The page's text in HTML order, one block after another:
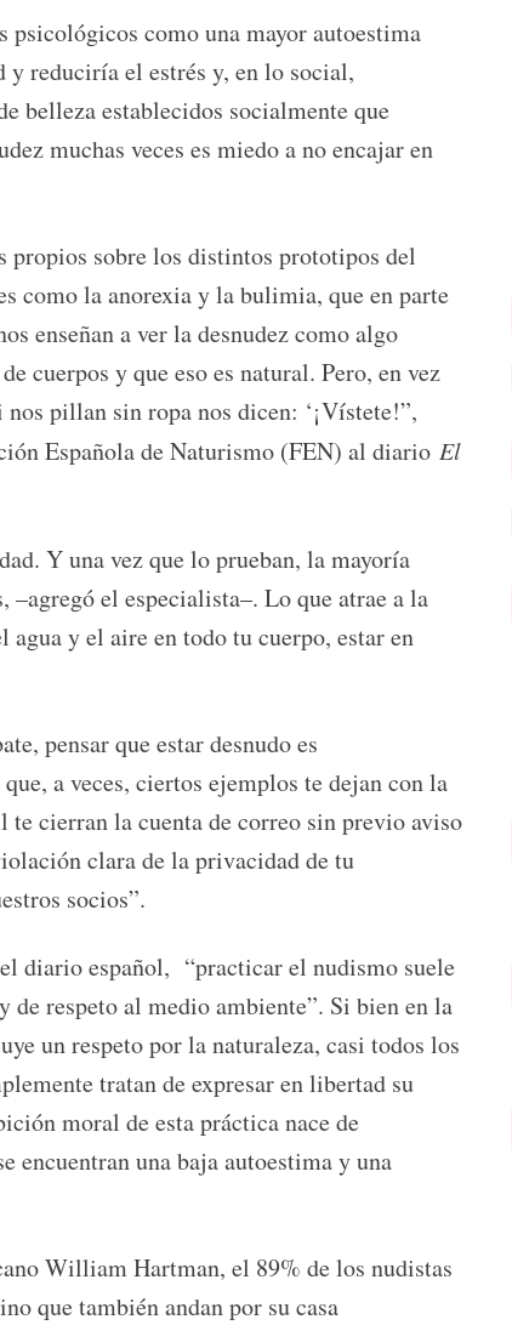
psicológicos como una mayor autoestima
reduciría el estrés y, en lo social,
belleza establecidos socialmente que
muchas veces es miedo a no encajar en
propios sobre los distintos prototipos del
como la anorexia y la bulimia, que en parte
enseñan a ver la desnudez como algo
cuerpos y que eso es natural. Pero, en vez
pillan sin ropa nos dicen: ‘¡Vístete!”,
Española de Naturismo (FEN) al diario El
Y una vez que lo prueban, la mayoría
–agregó el especialista–. Lo que atrae a la
agua y el aire en todo tu cuerpo, estar en
pensar que estar desnudo es
a veces, ciertos ejemplos te dejan con la
cierran la cuenta de correo sin previo aviso
clara de la privacidad de tu
socios”.
diario español, “practicar el nudismo suele
de respeto al medio ambiente”. Si bien en la
un respeto por la naturaleza, casi todos los
tratan de expresar en libertad su
moral de esta práctica nace de
encuentran una baja autoestima y una
William Hartman, el 89% de los nudistas
que también andan por su casa